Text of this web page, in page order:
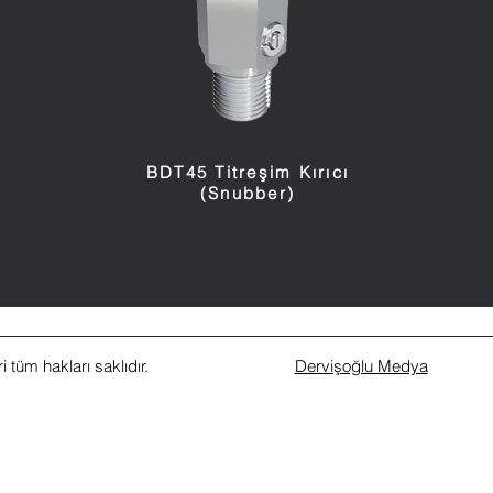
BDT45 Titreşim Kırıcı
(Snubber)
hakları saklıdır. Dervişoğlu Medya